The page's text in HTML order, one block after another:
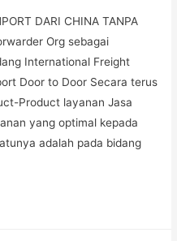
DARI CHINA TANPA
Org sebagai
International Freight
Door to Door Secara terus
Product layanan Jasa
yang optimal kepada
adalah pada bidang